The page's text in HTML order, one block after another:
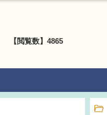
【閲覧数】 4865